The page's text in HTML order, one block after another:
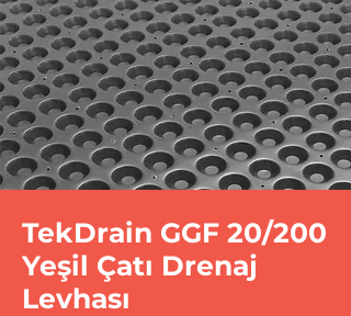
TekDrain GGF 20/200
Yeşil Çatı Drenaj
Levhası